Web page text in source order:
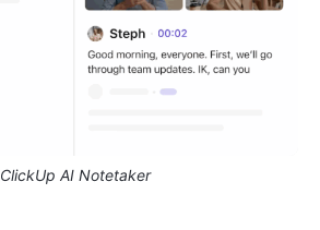
ClickUp AI Notetaker